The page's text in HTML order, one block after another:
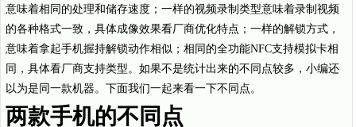
意味着相同的处理和储存速度；一样的视频录制类型意味着录制视频
的各种格式一致，具体成像效果看厂商优化特点；一样的解锁方式，
意味着拿起手机握持解锁动作相似；相同的全功能NFC支持模拟卡相
同，具体看厂商支持类型。如果不是统计出来的不同点较多，小编还
以为是同一款机器。下面我们一起来看一下不同点。
两款手机的不同点